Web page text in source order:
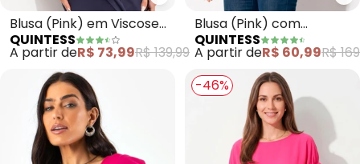
Blusa (Pink) em Viscose
Plana
QUINTESS
A partir deR$ 73,99R$ 139,99
Blusa (Pink) com
Amarração Costas
QUINTESS
A partir deR$ 60,99R$
-46%